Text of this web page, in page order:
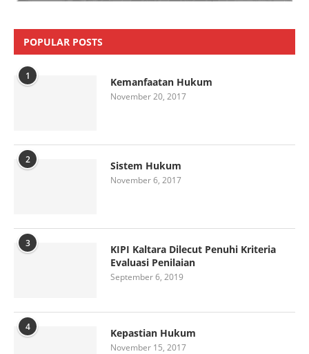
POPULAR POSTS
1 Kemanfaatan Hukum
November 20, 2017
2 Sistem Hukum
November 6, 2017
3
KIPI Kaltara Dilecut Penuhi Kriteria
Evaluasi Penilaian
September 6, 2019
4 Kepastian Hukum
November 15, 2017